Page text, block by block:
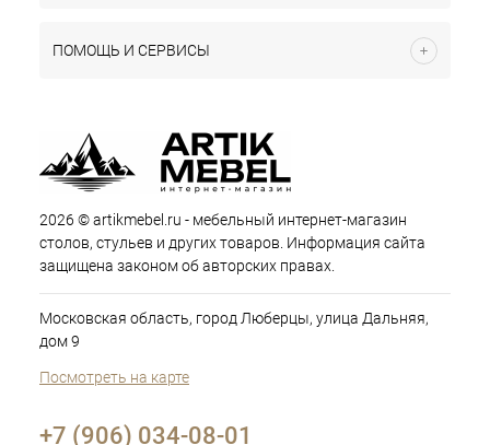
ПОМОЩЬ И СЕРВИСЫ
2026 © artikmebel.ru - мебельный интернет-магазин
столов, стульев и других товаров. Информация сайта
защищена законом об авторских правах.
Московская область, город Люберцы, улица Дальняя,
дом 9
Посмотреть на карте
+7 (906) 034-08-01